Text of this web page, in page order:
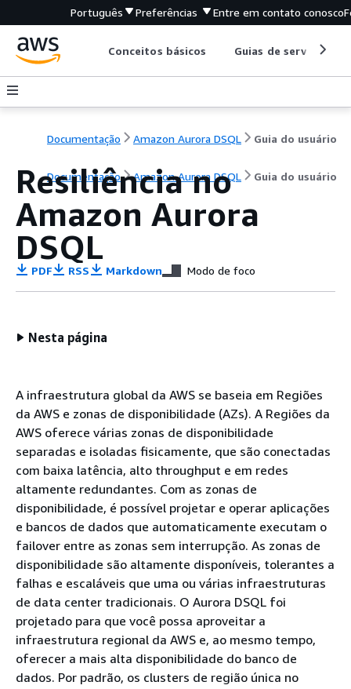
Português Preferências Entre em contato conosco
Conceitos básicos Guias de serviço
Documentação Amazon Aurora DSQL Guia do usuário
Documentação Amazon Aurora DSQL Guia do usuário
Resiliência no
Amazon Aurora
DSQL
PDF RSS Markdown Modo de foco
Nesta página
A infraestrutura global da AWS se baseia em Regiões
da AWS e zonas de disponibilidade (AZs). A Regiões da
AWS oferece várias zonas de disponibilidade
separadas e isoladas fisicamente, que são conectadas
com baixa latência, alto throughput e em redes
altamente redundantes. Com as zonas de
disponibilidade, é possível projetar e operar aplicações
e bancos de dados que automaticamente executam o
failover entre as zonas sem interrupção. As zonas de
disponibilidade são altamente disponíveis, tolerantes a
falhas e escaláveis que uma ou várias infraestruturas
de data center tradicionais. O Aurora DSQL foi
projetado para que você possa aproveitar a
infraestrutura regional da AWS e, ao mesmo tempo,
oferecer a mais alta disponibilidade do banco de
dados. Por padrão, os clusters de região única no